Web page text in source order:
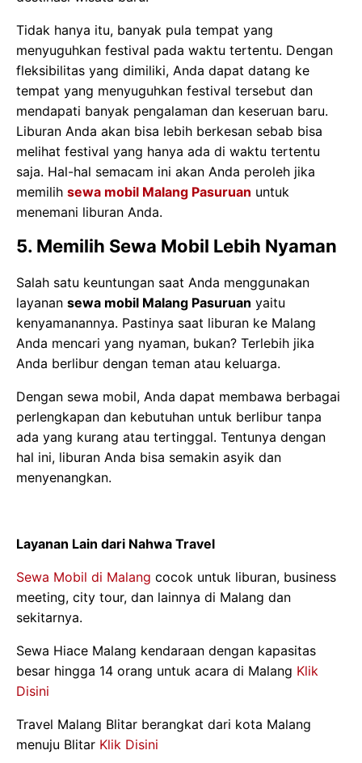
Tidak hanya itu, banyak pula tempat yang
menyuguhkan festival pada waktu tertentu. Dengan
fleksibilitas yang dimiliki, Anda dapat datang ke
tempat yang menyuguhkan festival tersebut dan
mendapati banyak pengalaman dan keseruan baru.
Liburan Anda akan bisa lebih berkesan sebab bisa
melihat festival yang hanya ada di waktu tertentu
saja. Hal-hal semacam ini akan Anda peroleh jika
memilih sewa mobil Malang Pasuruan untuk
menemani liburan Anda.
5. Memilih Sewa Mobil Lebih Nyaman
Salah satu keuntungan saat Anda menggunakan
layanan sewa mobil Malang Pasuruan yaitu
kenyamanannya. Pastinya saat liburan ke Malang
Anda mencari yang nyaman, bukan? Terlebih jika
Anda berlibur dengan teman atau keluarga.
Dengan sewa mobil, Anda dapat membawa berbagai
perlengkapan dan kebutuhan untuk berlibur tanpa
ada yang kurang atau tertinggal. Tentunya dengan
hal ini, liburan Anda bisa semakin asyik dan
menyenangkan.
Layanan Lain dari Nahwa Travel
Sewa Mobil di Malang cocok untuk liburan, business
meeting, city tour, dan lainnya di Malang dan
sekitarnya.
Sewa Hiace Malang kendaraan dengan kapasitas
besar hingga 14 orang untuk acara di Malang Klik
Disini
Travel Malang Blitar berangkat dari kota Malang
menuju Blitar Klik Disini